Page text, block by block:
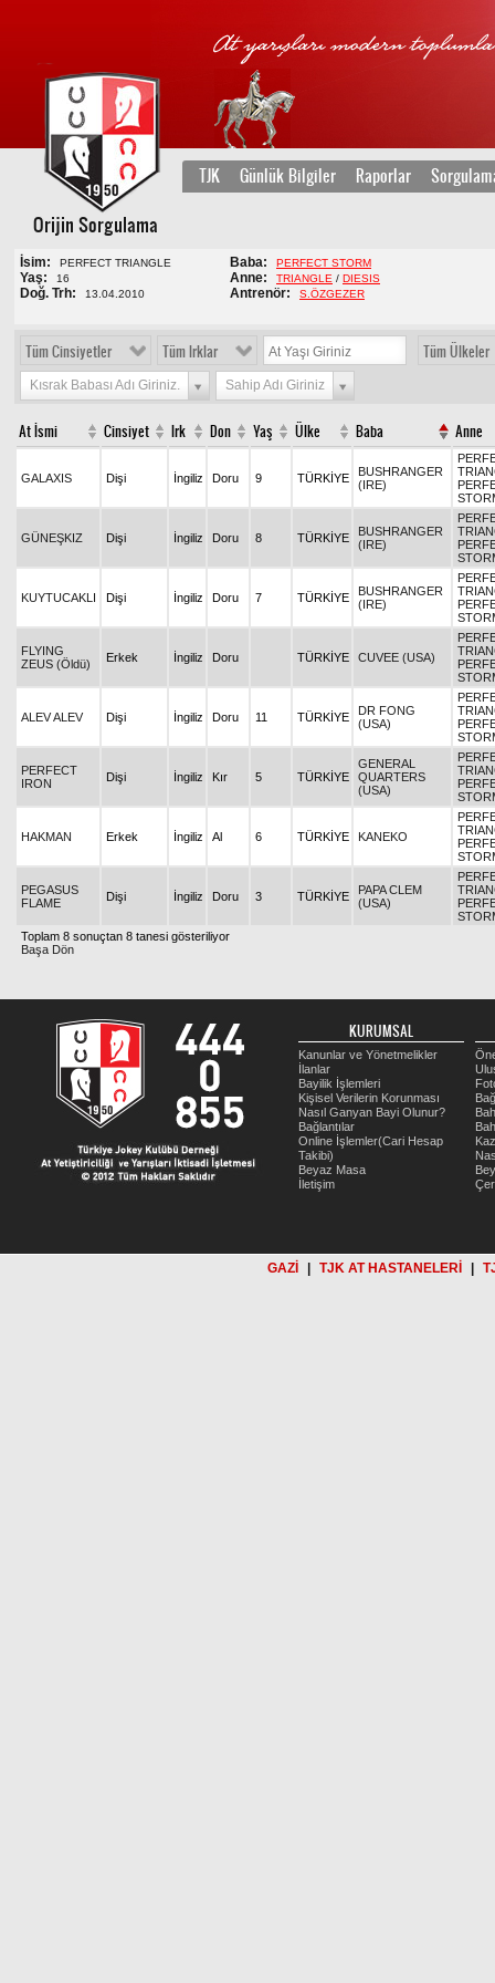
TJK Günlük Bilgiler Raporlar
Orijin Sorgulama
İsim: PERFECT TRIANGLE
Yaş: 16
Doğ. Trh: 13.04.2010
Baba: PERFECT STORM
Anne: TRIANGLE / DIESIS
Antrenör: S.ÖZGEZER
Tüm Cinsiyetler Tüm Irklar Tüm Ülkeler
Kısrak Babası Adı Giriniz. Sahip Adı Giriniz
At İsmi Cinsiyet Irk Don Yaş Ülke Baba Anne
GALAXIS Dişi İngiliz Doru 9 TÜRKİYE
BUSHRANGER
(IRE)
GÜNEŞKIZ Dişi İngiliz Doru 8 TÜRKİYE
BUSHRANGER
(IRE)
KUYTUCAKLI Dişi İngiliz Doru 7 TÜRKİYE
BUSHRANGER
(IRE)
FLYING
ZEUS (Öldü)
Erkek İngiliz Doru TÜRKİYE CUVEE (USA)
ALEV ALEV Dişi İngiliz Doru 11 TÜRKİYE
DR FONG
(USA)
PERFECT
IRON
Dişi İngiliz Kır 5 TÜRKİYE
GENERAL
QUARTERS
(USA)
HAKMAN Erkek İngiliz Al 6 TÜRKİYE KANEKO
PEGASUS
FLAME
Dişi İngiliz Doru 3 TÜRKİYE
PAPA CLEM
(USA)
Toplam 8 sonuçtan 8 tanesi gösteriliyor
Başa Dön
KURUMSAL
Kanunlar ve Yönetmelikler
İlanlar
Bayilik İşlemleri
Kişisel Verilerin Korunması
Nasıl Ganyan Bayi Olunur?
Bağlantılar
Online İşlemler(Cari Hesap
Takibi)
Beyaz Masa
İletişim
GAZİ TJK AT HASTANELERİ